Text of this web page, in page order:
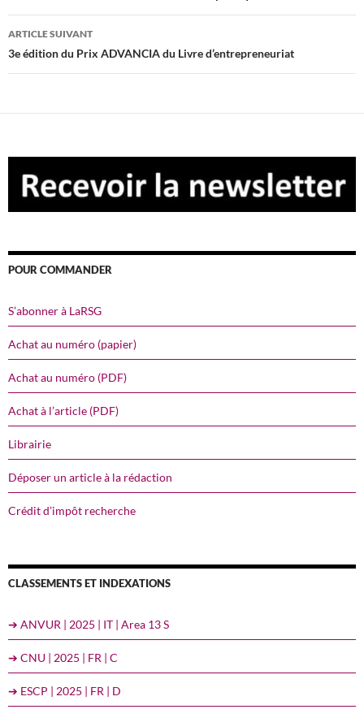
articles
ARTICLE SUIVANT
3e édition du Prix ADVANCIA du Livre d’entrepreneuriat
POUR COMMANDER
S’abonner à LaRSG
Achat au numéro (papier)
Achat au numéro (PDF)
Achat à l’article (PDF)
Librairie
Déposer un article à la rédaction
Crédit d’impôt recherche
CLASSEMENTS ET INDEXATIONS
➔ ANVUR | 2025 | IT | Area 13 S
➔ CNU | 2025 | FR | C
➔ ESCP | 2025 | FR | D